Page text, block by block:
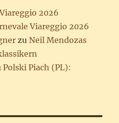
2026
Viareggio 2026
zuNeil Mendozas
Polski Piach (PL):